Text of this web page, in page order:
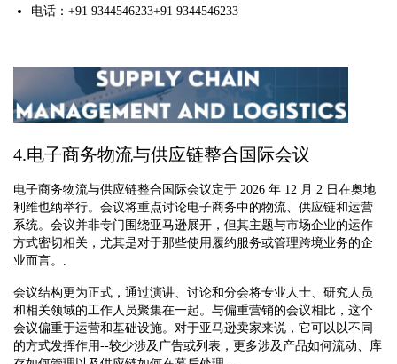
电话：+91 9344546233+91 9344546233
4.电子商务物流与供应链整合国际会议
电子商务物流与供应链整合国际会议定于 2026 年 12 月 2 日在奥地
利维也纳举行。会议将重点讨论电子商务中的物流、供应链和运营
系统。会议并非专门围绕亚马逊展开，但其主题与市场企业的运作
方式密切相关，尤其是对于那些使用履约服务或管理跨境业务的企
业而言。.
会议结构更为正式，通过演讲、讨论和分会将专业人士、研究人员
和相关领域的工作人员聚集在一起。与偏重营销的会议相比，这个
会议偏重于运营和基础设施。对于亚马逊卖家来说，它可以以不同
的方式发挥作用--较少涉及广告或列表，更多涉及产品如何流动、库